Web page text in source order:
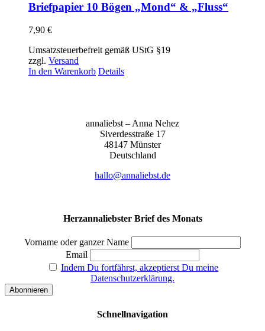
Briefpapier 10 Bögen „Mond“ & „Fluss“
7,90 €
Umsatzsteuerbefreit gemäß UStG §19
zzgl. Versand
In den Warenkorb Details
anna­liebst – Anna Nehez
Sive­r­des­stra­ße 17
48147 Müns­ter
Deutsch­land
hallo@annaliebst.de
Herzannaliebster Brief des Monats
Vorname oder ganzer Name
Email
Indem Du fortfährst, akzeptierst Du meine
Datenschutzerklärung.
Schnellnavigation